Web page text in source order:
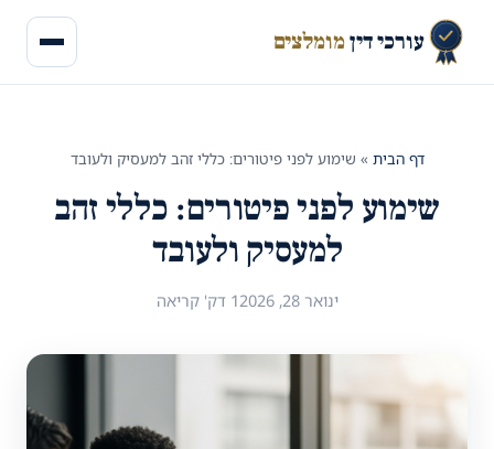
עורכי דיןמומלצים
דף הבית » שימוע לפני פיטורים: כללי זהב למעסיק ולעובד
שימוע לפני פיטורים: כללי זהב
למעסיק ולעובד
ינואר 28, 2026 1 דק' קריאה